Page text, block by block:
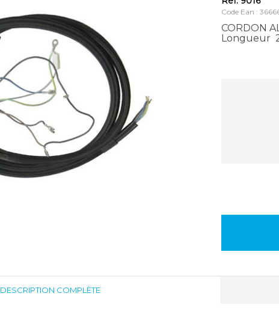
Code Ean :
CORDON
Longueur
DESCRIPTION COMPLÈTE